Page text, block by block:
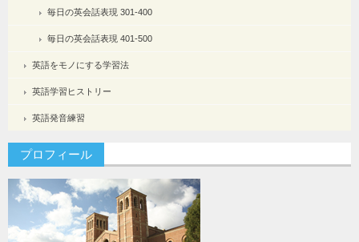
毎日の英会話表現 301-400
毎日の英会話表現 401-500
英語をモノにする学習法
英語学習ヒストリー
英語発音練習
プロフィール